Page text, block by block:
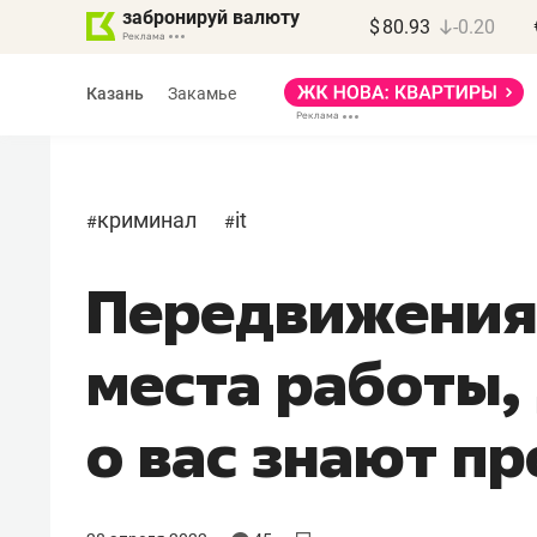
забронируй валюту $ 80.93 -0.20
Казань Закамье
#криминал #it
места
о вас знают
Марат Арсланов
«КирпичХолдинг»
«Главная задача
девелопера – найти
правильный продукт»